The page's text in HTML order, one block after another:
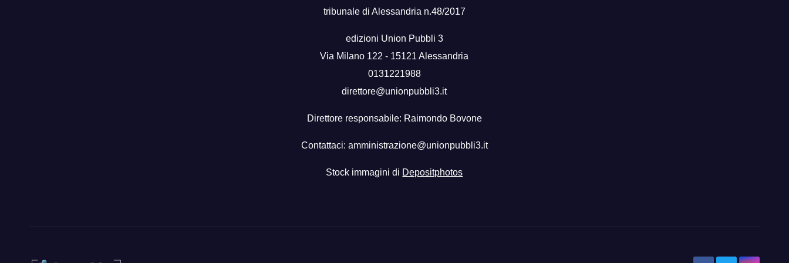
tribunale di Alessandria n.48/2017
edizioni Union Pubbli 3
Via Milano 122 - 15121 Alessandria
0131221988
direttore@unionpubbli3.it
Direttore responsabile: Raimondo Bovone
Contattaci: amministrazione@unionpubbli3.it
Stock immagini di Depositphotos